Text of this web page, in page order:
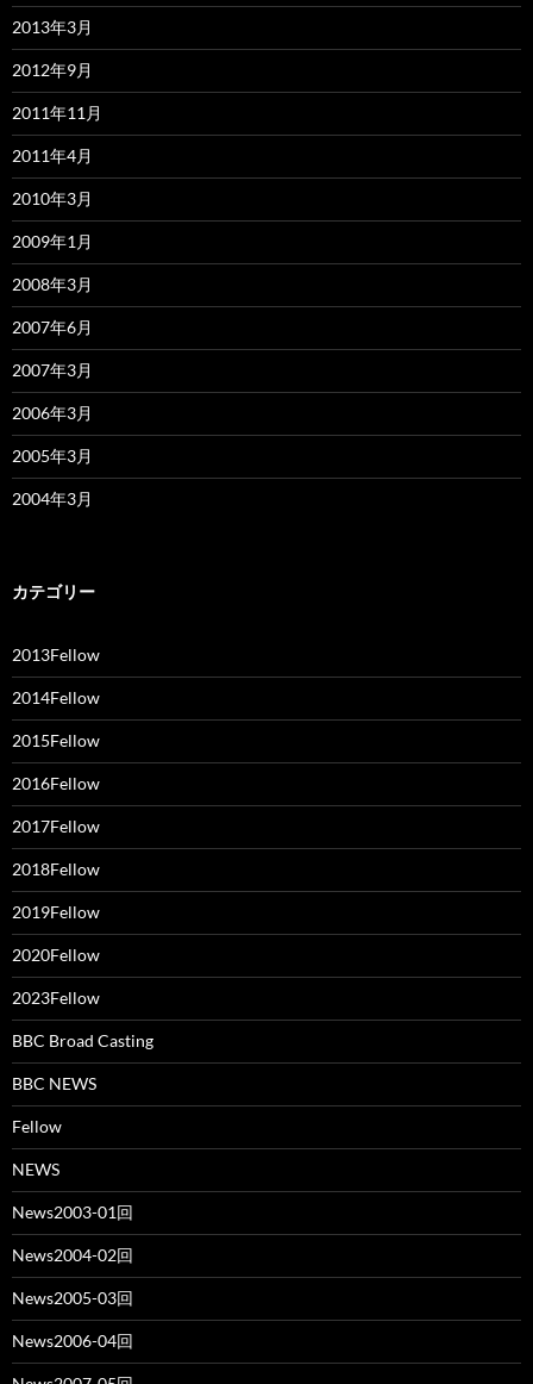
2013年3月
2012年9月
2011年11月
2011年4月
2010年3月
2009年1月
2008年3月
2007年6月
2007年3月
2006年3月
2005年3月
2004年3月
カテゴリー
2013Fellow
2014Fellow
2015Fellow
2016Fellow
2017Fellow
2018Fellow
2019Fellow
2020Fellow
2023Fellow
BBC Broad Casting
BBC NEWS
Fellow
NEWS
News2003-01回
News2004-02回
News2005-03回
News2006-04回